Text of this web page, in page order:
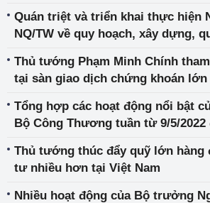
Quán triệt và triển khai thực hiện
NQ/TW về quy hoạch, xây dựng,
Thủ tướng Phạm Minh Chính
tại sàn giao dịch chứng khoán
Tổng hợp các hoạt động nổi bật
Bộ Công Thương tuần từ 9/5/2022
Thủ tướng thúc đẩy quỹ lớn hàng
tư nhiều hơn tại Việt Nam
Nhiều hoạt động của Bộ trưởng